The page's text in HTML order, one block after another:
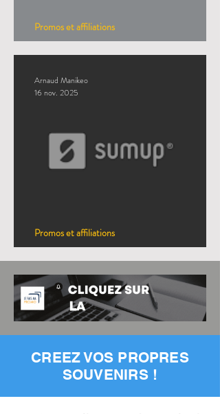
Promos : LOVABLE
Promos et affiliations
Promos : SUM UP
Promos et affiliations
Arnaud Manikeo
16 nov. 2025
CREEZ VOS PROPRES
SOUVENIRS !